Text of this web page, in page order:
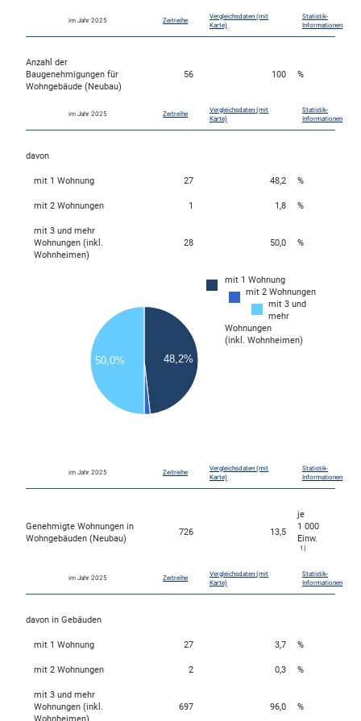
im Jahr 2025 Zeitreihe
Vergleichsdaten (mit
Karte)
Statistik-
Informationen
Anzahl der
Baugenehmigungen für
Wohngebäude (Neubau)
56 100 %
im Jahr 2025 Zeitreihe
Vergleichsdaten (mit
Karte)
Statistik-
Informationen
davon
mit 1 Wohnung 27 48,2 %
mit 2 Wohnungen 1 1,8 %
mit 3 und mehr
Wohnungen (inkl.
Wohnheimen)
28 50,0 %
mit 1 Wohnung
mit 2 Wohnungen
mit 3 und
mehr
Wohnungen
(inkl. Wohnheimen)
48,2%
50,0%
im Jahr 2025 Zeitreihe
Vergleichsdaten (mit
Karte)
Statistik-
Informationen
Genehmigte Wohnungen in
Wohngebäuden (Neubau)
726 13,5
je
1 000
Einw.
1)
im Jahr 2025 Zeitreihe
Vergleichsdaten (mit
Karte)
Statistik-
Informationen
davon in Gebäuden
mit 1 Wohnung 27 3,7 %
mit 2 Wohnungen 2 0,3 %
mit 3 und mehr
Wohnungen (inkl.
697 96,0 %